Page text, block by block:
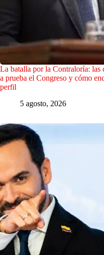
La batalla por la Contraloría: las
a prueba el Congreso y cómo
perfil
5 agosto, 2026